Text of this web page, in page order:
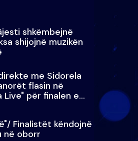
shkëmbejnë
shijojnë muzikën
me Sidorela
flasin në
Live" për finalen e
Finalistët këndojnë
në oborr